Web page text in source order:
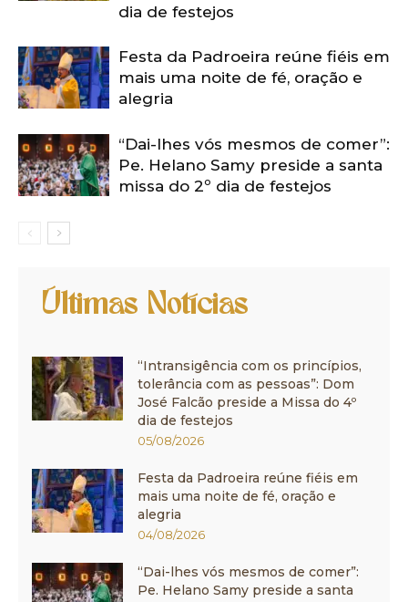
dia de festejos
Festa da Padroeira reúne fiéis em
mais uma noite de fé, oração e
alegria
“Dai-lhes vós mesmos de comer”:
Pe. Helano Samy preside a santa
missa do 2º dia de festejos
Últimas Notícias
“Intransigência com os princípios,
tolerância com as pessoas”: Dom
José Falcão preside a Missa do 4º
dia de festejos
05/08/2026
Festa da Padroeira reúne fiéis em
mais uma noite de fé, oração e
alegria
04/08/2026
“Dai-lhes vós mesmos de comer”:
Pe. Helano Samy preside a santa